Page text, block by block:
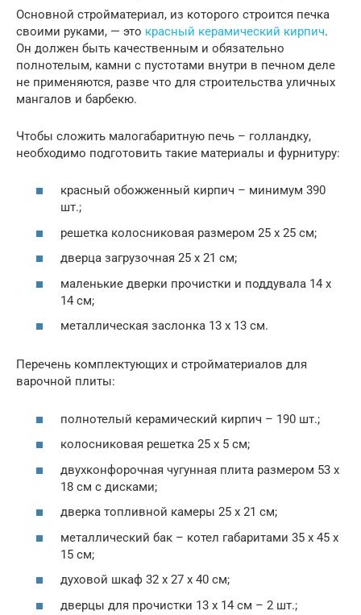
Основной стройматериал, из которого строится печка
своими руками, — это красный керамический кирпич.
Он должен быть качественным и обязательно
полнотелым, камни с пустотами внутри в печном деле
не применяются, разве что для строительства уличных
мангалов и барбекю.
Чтобы сложить малогабаритную печь – голландку,
необходимо подготовить такие материалы и фурнитуру:
красный обожженный кирпич – минимум 390
шт.;
решетка колосниковая размером 25 х 25 см;
дверца загрузочная 25 х 21 см;
маленькие дверки прочистки и поддувала 14 х
14 см;
металлическая заслонка 13 х 13 см.
Перечень комплектующих и стройматериалов для
варочной плиты:
полнотелый керамический кирпич – 190 шт.;
колосниковая решетка 25 х 5 см;
двухконфорочная чугунная плита размером 53 х
18 см с дисками;
дверка топливной камеры 25 х 21 см;
металлический бак – котел габаритами 35 х 45 х
15 см;
духовой шкаф 32 х 27 х 40 см;
дверцы для прочистки 13 х 14 см – 2 шт.;